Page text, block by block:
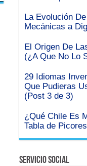
La Evolución
Mecánicas a
El Origen De
(¿A Que No Lo
29 Idiomas
Que Pudieras
(Post 3 de 3)
¿Qué Chile Es
Tabla de
Servicio Social